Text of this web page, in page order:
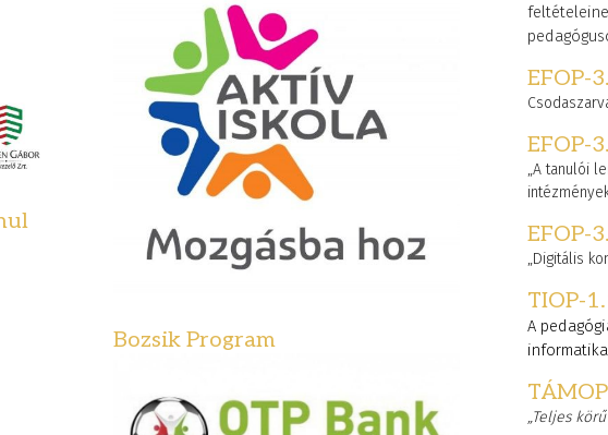
Bozsik Program
EFOP-
EFOP-
„A tanulói
EFOP-
„Digitális
TIOP-
A
„Teljes